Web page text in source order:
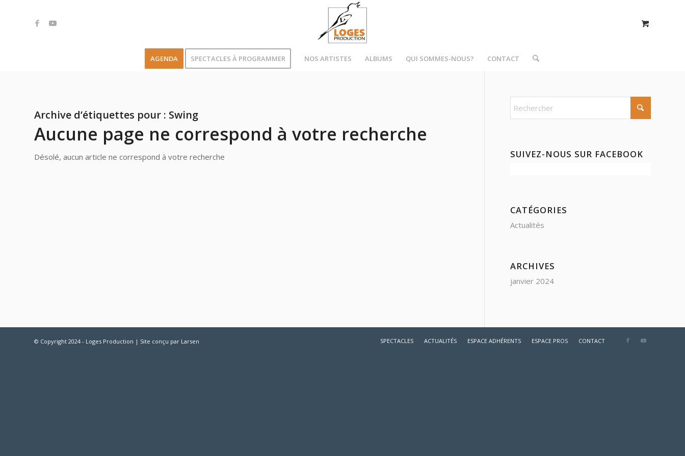
AGENDA SPECTACLES À PROGRAMMER NOS ARTISTES ALBUMS QUI SOMMES-NOUS? CONTACT
Archive d’étiquettes pour : Swing
Aucune page ne correspond à votre recherche
Désolé, aucun article ne correspond à votre recherche SUIVEZ-NOUS SUR FACEBOOK
CATÉGORIES
Actualités
ARCHIVES
janvier 2024
© Copyright 2024 - Loges Production | Site conçu par Larsen SPECTACLES ACTUALITÉS ESPACE ADHÉRENTS ESPACE PROS CONTACT